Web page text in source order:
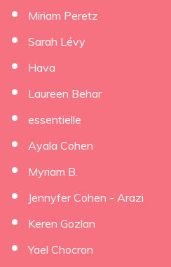
Miriam Peretz
Sarah Lévy
Hava
Laureen Behar
essentielle
Ayala Cohen
Myriam B.
Jennyfer Cohen - Arazi
Keren Gozlan
Yael Chocron